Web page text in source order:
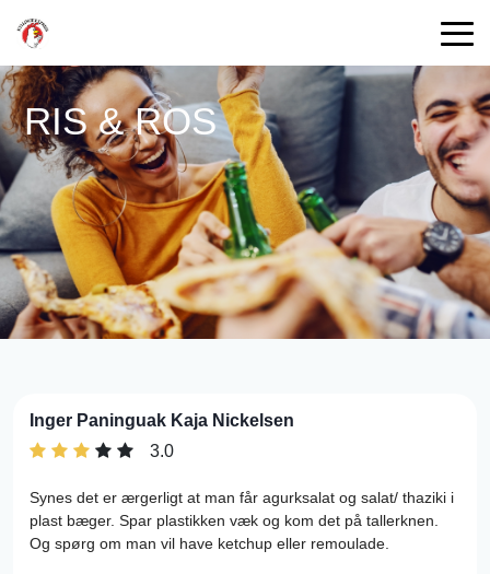
RIS & ROS
Inger Paninguak Kaja Nickelsen
3.0
Synes det er ærgerligt at man får agurksalat og salat/ thaziki i
plast bæger. Spar plastikken væk og kom det på tallerknen.
Og spørg om man vil have ketchup eller remoulade.